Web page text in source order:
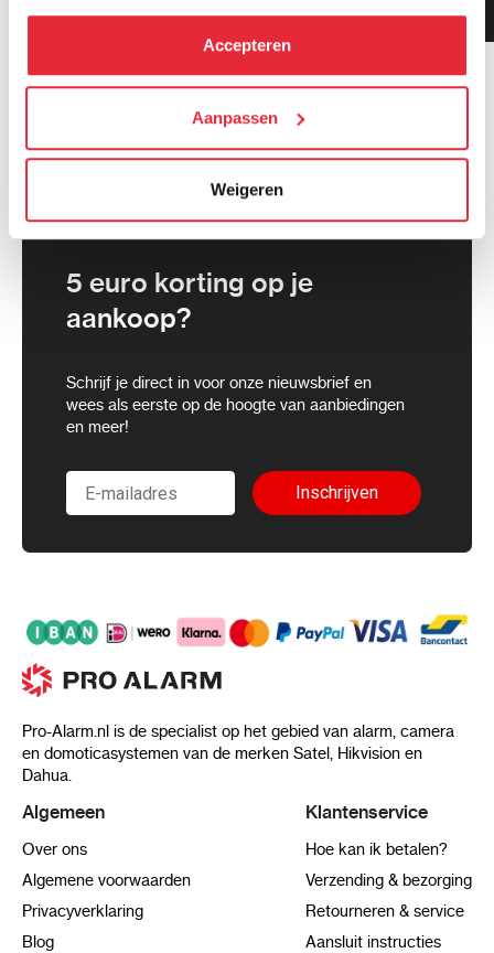
hebben verzameld via het gebruik van hun diensten. Je
kunt alle cookies accepteren, alleen noodzakelijke
We werken samen met21 derden
die uw gegevens
kunnen ontvangen en verwerken.
Accepteren
Aanpassen
Weigeren
5 euro korting op je
aankoop?
Schrijf je direct in voor onze nieuwsbrief en
wees als eerste op de hoogte van aanbiedingen
en meer!
Inschrijven
Pro-Alarm.nl is de specialist op het gebied van alarm, camera
en domoticasystemen van de merken Satel, Hikvision en
Dahua.
gemiddeld!
Algemeen
Over ons
Algemene voorwaarden
Privacyverklaring
Blog
Klantenservice
Hoe kan ik betalen?
Verzending & bezorging
Retourneren & service
Aansluit instructies